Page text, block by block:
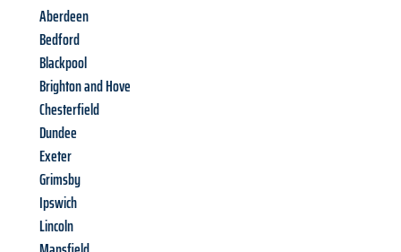
Aberdeen
Bedford
Blackpool
Brighton and Hove
Chesterfield
Dundee
Exeter
Grimsby
Ipswich
Lincoln